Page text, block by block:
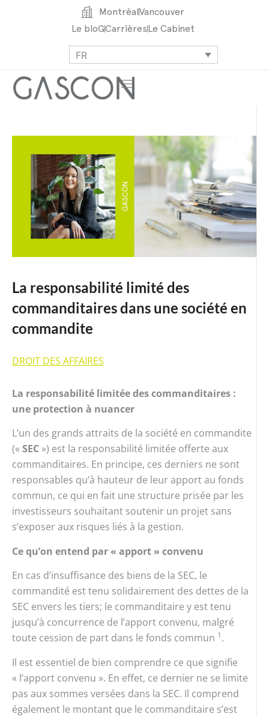
MontréalVancouver
Le bloGCarrièresLe Cabinet
FR
La responsabilité limité des
commanditaires dans une société en
commandite
DROIT DES AFFAIRES
La responsabilité limitée des commanditaires :
une protection à nuancer
L’un des grands attraits de la société en commandite
(« SEC ») est la responsabilité limitée offerte aux
commanditaires. En principe, ces derniers ne sont
responsables qu’à hauteur de leur apport au fonds
commun, ce qui en fait une structure prisée par les
investisseurs souhaitant soutenir un projet sans
s’exposer aux risques liés à la gestion.
Ce qu’on entend par « apport » convenu
En cas d’insuffisance des biens de la SEC, le
commandité est tenu solidairement des dettes de la
SEC envers les tiers; le commanditaire y est tenu
jusqu’à concurrence de l’apport convenu, malgré
toute cession de part dans le fonds commun 1.
Il est essentiel de bien comprendre ce que signifie
« l’apport convenu ». En effet, ce dernier ne se limite
pas aux sommes versées dans la SEC. Il comprend
également le montant que le commanditaire s’est